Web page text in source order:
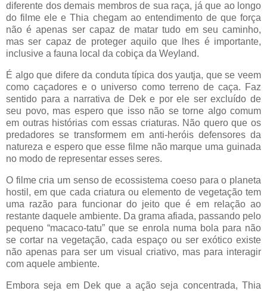
diferente dos demais membros de sua raça, já que ao longo
do filme ele e Thia chegam ao entendimento de que força
não é apenas ser capaz de matar tudo em seu caminho,
mas ser capaz de proteger aquilo que lhes é importante,
inclusive a fauna local da cobiça da Weyland.
É algo que difere da conduta típica dos yautja, que se veem
como caçadores e o universo como terreno de caça. Faz
sentido para a narrativa de Dek e por ele ser excluído de
seu povo, mas espero que isso não se torne algo comum
em outras histórias com essas criaturas. Não quero que os
predadores se transformem em anti-heróis defensores da
natureza e espero que esse filme não marque uma guinada
no modo de representar esses seres.
O filme cria um senso de ecossistema coeso para o planeta
hostil, em que cada criatura ou elemento de vegetação tem
uma razão para funcionar do jeito que é em relação ao
restante daquele ambiente. Da grama afiada, passando pelo
pequeno “macaco-tatu” que se enrola numa bola para não
se cortar na vegetação, cada espaço ou ser exótico existe
não apenas para ser um visual criativo, mas para interagir
com aquele ambiente.
Embora seja em Dek que a ação seja concentrada, Thia